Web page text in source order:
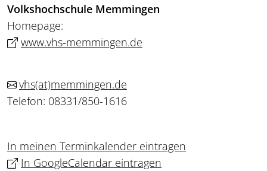
Volkshochschule Memmingen
Homepage:
www.vhs-memmingen.de
vhs(at)memmingen.de
Telefon: 08331/850-1616
In meinen Terminkalender eintragen
In GoogleCalendar eintragen